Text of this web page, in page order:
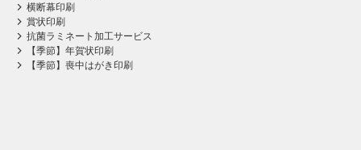
横断幕印刷
賞状印刷
抗菌ラミネート加工サービス
【季節】年賀状印刷
【季節】喪中はがき印刷